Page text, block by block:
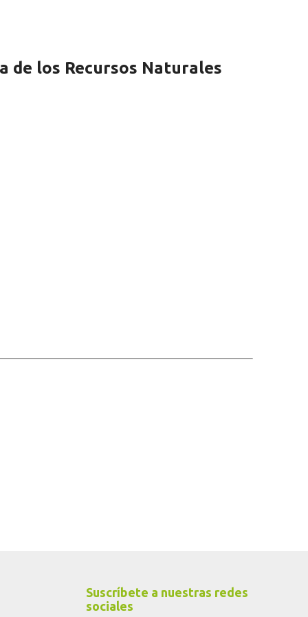
de los Recursos Naturales
Suscríbete a nuestras redes
sociales